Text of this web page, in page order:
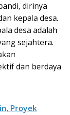
dirinya
kepala desa.
desa adalah
sejahtera.
dan berdaya
Proyek